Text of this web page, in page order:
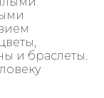
и браслеты.